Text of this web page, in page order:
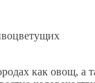
как овощ, а